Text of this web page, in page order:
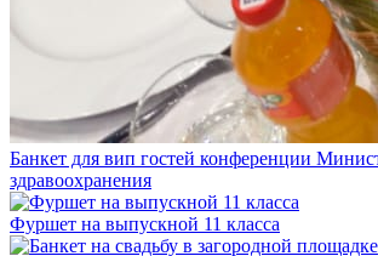
Банкет для вип гостей конференции
здравоохранения
Фуршет на выпускной 11 класса